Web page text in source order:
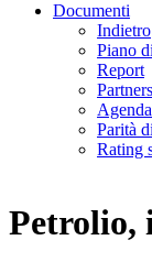
Documenti
Indietro
Piano
Report
Parità
Rating
Petrolio,